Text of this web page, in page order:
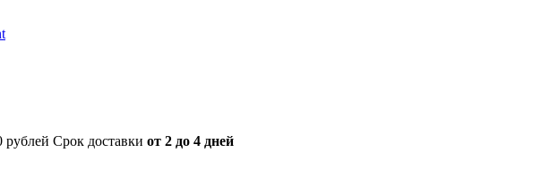
рублей Срок доставки от 2 до 4 дней